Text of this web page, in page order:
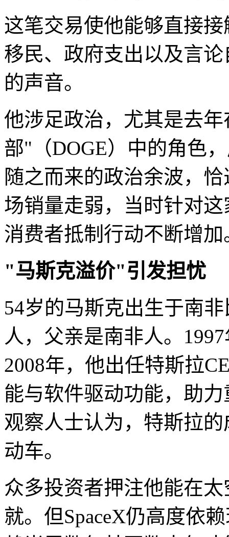
这笔交易使他能够直接
移民、政府支出以及言
的声音。
他涉足政治，尤其是去
部"（DOGE）中的角色
随之而来的政治余波，
场销量走弱，当时针对
消费者抵制行动不断增加
"马斯克溢价"引发担忧
54岁的马斯克出生于南
人，父亲是南非人。
2008年，他出任特斯拉
能与软件驱动功能，助
观察人士认为，特斯拉
动车。
众多投资者押注他能在
就。但SpaceX仍高度依